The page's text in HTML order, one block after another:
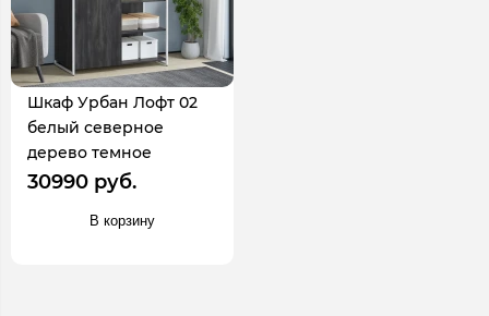
Шкаф Урбан Лофт 02
белый северное
дерево темное
30990 руб.
В корзину